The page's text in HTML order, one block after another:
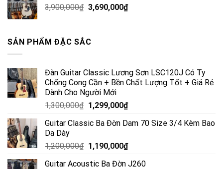
3,900,000₫ 3,690,000₫
SẢN PHẨM ĐẶC SẮC
Đàn Guitar Classic Lương Sơn LSC120J Có Ty
Chống Cong Cần + Bền Chất Lượng Tốt + Giá Rẻ
Dành Cho Người Mới
1,300,000₫ 1,299,000₫
Guitar Classic Ba Đờn Dam 70 Size 3/4 Kèm Bao
Da Dày
1,200,000₫ 1,190,000₫
Guitar Acoustic Ba Đờn J260